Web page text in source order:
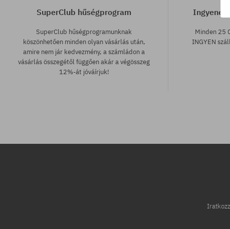
SuperClub hűségprogram
SuperClub hűségprogramunknak
köszönhetően minden olyan vásárlás után,
amire nem jár kedvezmény, a számládon a
vásárlás összegétől függően akár a végösszeg
12%-át jóváírjuk!
Ingyenes
Minden 25
INGYEN